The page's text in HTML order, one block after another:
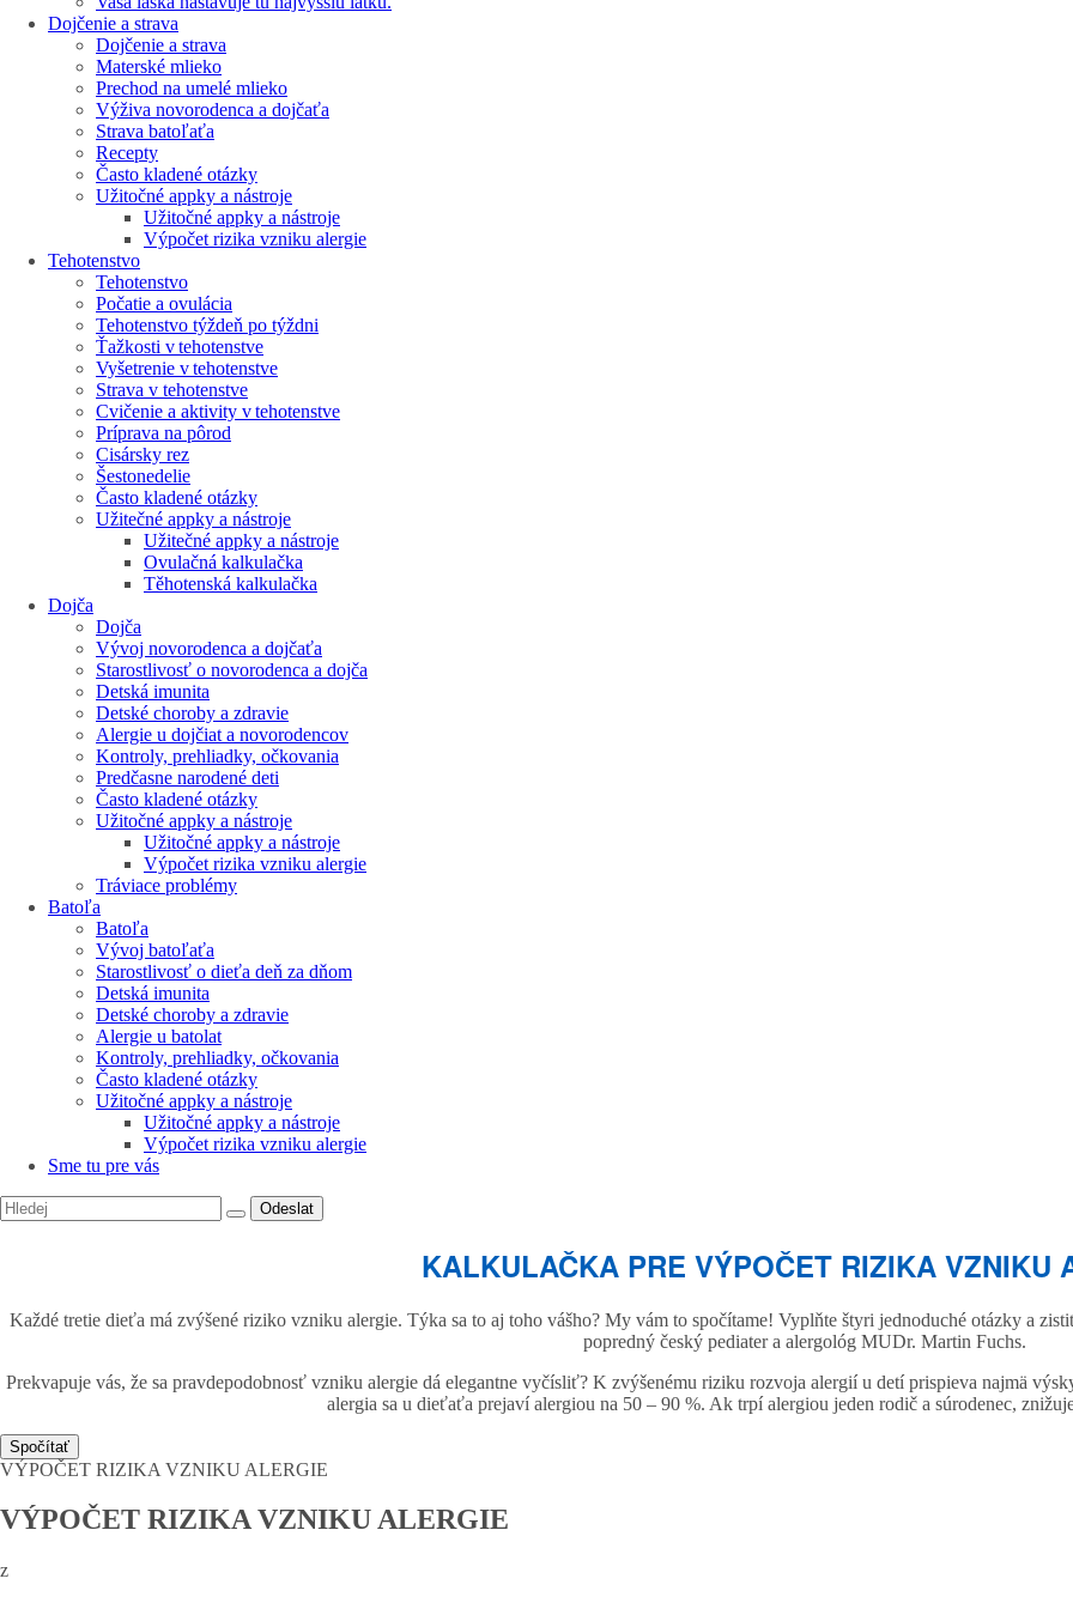
Dojčenie a strava
Dojčenie a strava
Materské mlieko
Prechod na umelé mlieko
Výživa novorodenca a dojčaťa
Strava batoľaťa
Recepty
Často kladené otázky
Užitočné appky a nástroje
Užitočné appky a nástroje
Výpočet rizika vzniku alergie
Tehotenstvo
Tehotenstvo
Počatie a ovulácia
Tehotenstvo týždeň po týždni
Ťažkosti v tehotenstve
Vyšetrenie v tehotenstve
Strava v tehotenstve
Cvičenie a aktivity v tehotenstve
Príprava na pôrod
Cisársky rez
Šestonedelie
Často kladené otázky
Užitečné appky a nástroje
Užitečné appky a nástroje
Ovulačná kalkulačka
Těhotenská kalkulačka
Dojča
Dojča
Vývoj novorodenca a dojčaťa
Starostlivosť o novorodenca a dojča
Detská imunita
Detské choroby a zdravie
Alergie u dojčiat a novorodencov
Kontroly, prehliadky, očkovania
Predčasne narodené deti
Často kladené otázky
Užitočné appky a nástroje
Užitočné appky a nástroje
Výpočet rizika vzniku alergie
Tráviace problémy
Batoľa
Batoľa
Vývoj batoľaťa
Starostlivosť o dieťa deň za dňom
Detská imunita
Detské choroby a zdravie
Alergie u batolat
Kontroly, prehliadky, očkovania
Často kladené otázky
Užitočné appky a nástroje
Užitočné appky a nástroje
Výpočet rizika vzniku alergie
Sme tu pre vás
Odeslat
KALKULAČKA PRE VÝPOČET RIZIKA VZNIKU
Každé tretie dieťa má zvýšené riziko vzniku alergie. Týka sa to aj toho vášho? My vám to spočítame! Vyplňte štyri jednoduché otázky a
popredný český pediater a alergológ MUDr. Martin Fuchs.
Prekvapuje vás, že sa pravdepodobnosť vzniku alergie dá elegantne vyčísliť? K zvýšenému riziku rozvoja alergií u detí prispieva najmä
alergia sa u dieťaťa prejaví alergiou na 50 – 90 %. Ak trpí alergiou jeden rodič a súrodenec,
Spočítať
VÝPOČET RIZIKA VZNIKU ALERGIE
VÝPOČET RIZIKA VZNIKU ALERGIE
z